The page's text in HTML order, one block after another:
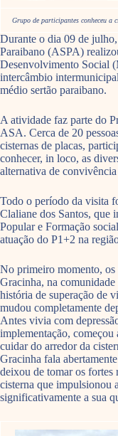
Grupo de participantes conheceu a
Durante o dia 09 de
Paraibano (ASPA)
Desenvolvimento Social
intercâmbio
médio sertão paraibano.
A atividade faz parte do
ASA. Cerca de 20
cisternas de placas,
conhecer, in loco, as
alternativa de
Todo o período da visita
Claliane dos Santos, que
Popular e Formação
atuação do P1+2 na
No primeiro momento, os
Gracinha, na
história de superação de
mudou completamente
Antes vivia com
implementação, começou
cuidar do arredor da
Gracinha fala
deixou de tomar os fortes
cisterna que impulsionou
significativamente a sua